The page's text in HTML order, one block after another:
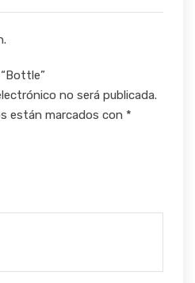
no será publicada.
están marcados con *